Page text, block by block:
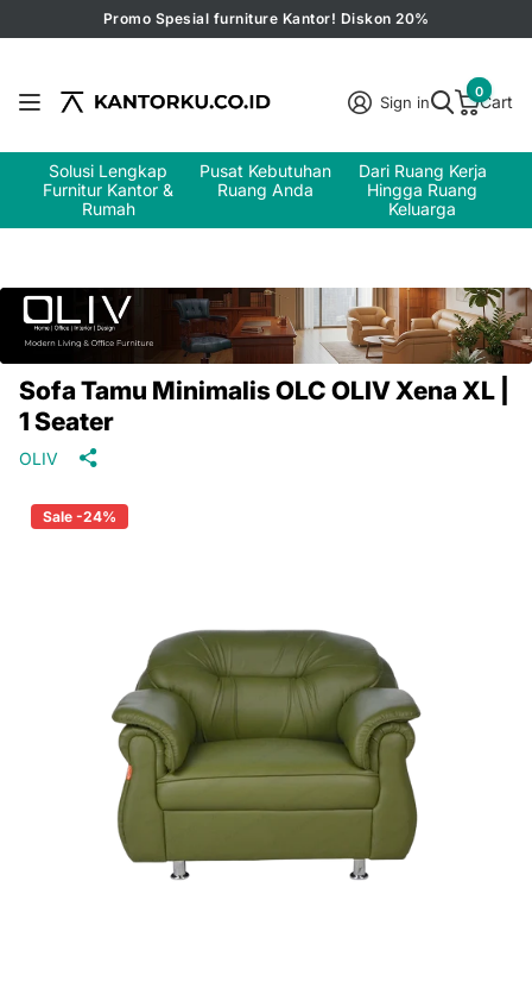
Promo Spesial furniture Kantor! Diskon 20%
Sign in Cart
0
Solusi Lengkap
Furnitur Kantor &
Rumah
Pusat Kebutuhan
Ruang Anda
Dari Ruang Kerja
Hingga Ruang
Keluarga
Sofa Tamu Minimalis OLC OLIV Xena XL |
1 Seater
OLIV
Sale -24%